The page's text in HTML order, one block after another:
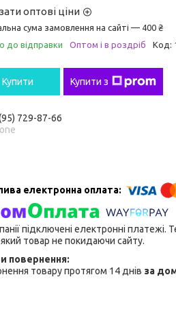
оптові ціни
сума замовлення на сайті — 400 ₴
до відправки
Оптом і в роздріб Код:
Купити Купити з
729-87-66
підключені електронні
товар не покидаючи сайту.
товару протягом 14 днів за